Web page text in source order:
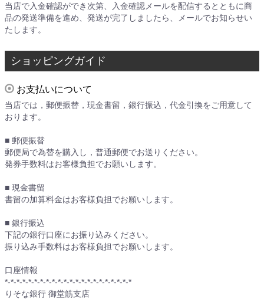
当店で入金確認ができ次第、入金確認メールを配信するとともに商
品の発送準備を進め、発送が完了しましたら、メールでお知らせい
たします。
ショッピングガイド
お支払いについて
当店では，郵便振替，現金書留，銀行振込，代金引換をご用意して
おります。
■ 郵便振替
郵便局で為替を購入し，普通郵便でお送りください。
発券手数料はお客様負担でお願いします。
■ 現金書留
書留の加算料金はお客様負担でお願いします。
■ 銀行振込
下記の銀行口座にお振り込みください。
振り込み手数料はお客様負担でお願いします。
口座情報
*-*-*-*-*-*-*-*-*-*-*-*-*-*-*-*-*-*-*-*-*-*
りそな銀行 御堂筋支店